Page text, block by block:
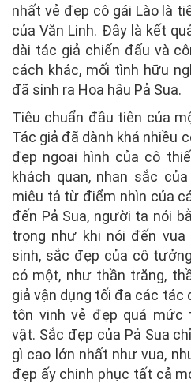
nhất vẻ đẹp cô gái Lào là
của Văn Linh. Đây là kết
dài tác giả chiến đấu và
cách khác, mối tình hữu
đã sinh ra Hoa hậu Pả Sua.
Tiêu chuẩn đầu tiên của
Tác giả đã dành khá nhiều
đẹp ngoại hình của cô
khách quan, nhan sắc
miêu tả từ điểm nhìn của
đến Pả Sua, người ta nói
trọng như khi nói đến vua
sinh, sắc đẹp của cô
có một, như thần trăng,
giả vận dụng tối đa các tác
tôn vinh vẻ đẹp quá mức
vật. Sắc đẹp của Pả Sua
gì cao lớn nhất như vua,
đẹp ấy chinh phục tất cả